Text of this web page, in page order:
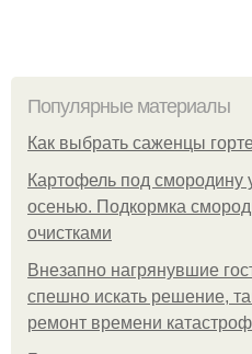
Популярные материалы
Как выбрать саженцы
Картофель под
осенью. Подкормка
очистками
Внезапно нагрянувшие
спешно искать решение,
ремонт времени